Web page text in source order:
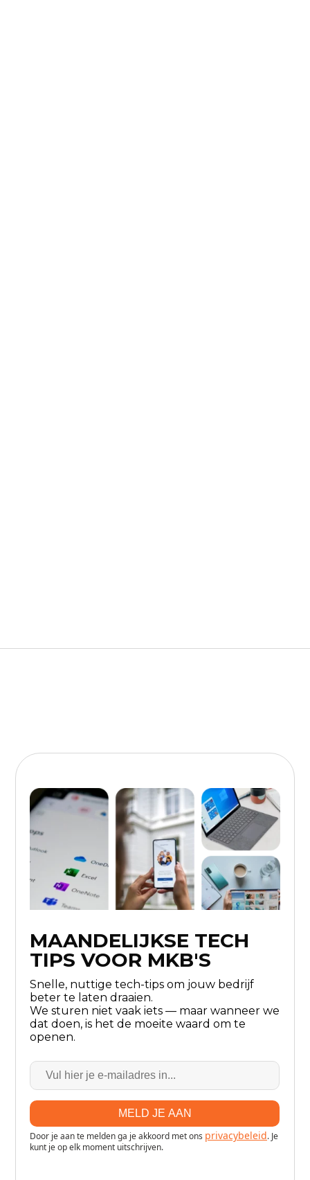
MAANDELIJKSE TECH
TIPS VOOR MKB'S
Snelle, nuttige tech-tips om jouw bedrijf
beter te laten draaien.
We sturen niet vaak iets — maar wanneer we
dat doen, is het de moeite waard om te
openen.